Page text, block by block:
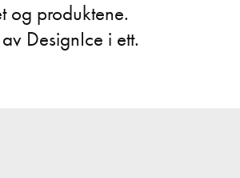
og produktene.
DesignIce i ett.